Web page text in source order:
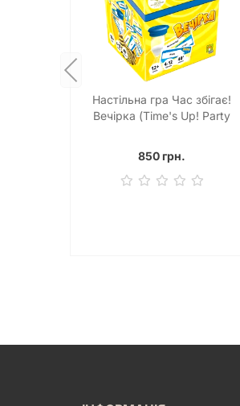
Настільна гра Час збігає!
Вечірка (Time's Up! Party
850 грн.